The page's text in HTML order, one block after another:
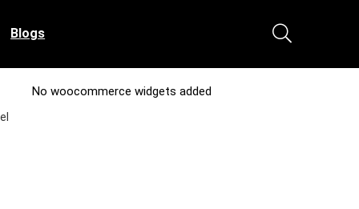
Blogs
No woocommerce widgets added